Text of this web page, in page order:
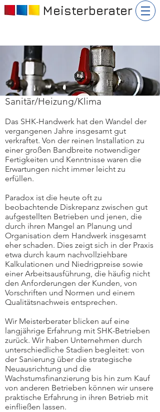
Meisterberater
Sanitär/Heizung/Klima
Das SHK-Handwerk hat den Wandel der
vergangenen Jahre insgesamt gut
verkraftet. Von der reinen Installation zu
einer großen Bandbreite notwendiger
Fertigkeiten und Kenntnisse waren die
Erwartungen nicht immer leicht zu
erfüllen.
Paradox ist die heute oft zu
beobachtende Diskrepanz zwischen gut
aufgestellten Betrieben und jenen, die
durch ihren Mangel an Planung und
Organisation dem Handwerk insgesamt
eher schaden. Dies zeigt sich in der Praxis
etwa durch kaum nachvollziehbare
Kalkulationen und Niedrigpreise sowie
einer Arbeitsausführung, die häufig nicht
den Anforderungen der Kunden, von
Vorschriften und Normen und einem
Qualitätsnachweis entsprechen.
Wir Meisterberater blicken auf eine
langjährige Erfahrung mit SHK-Betrieben
zurück. Wir haben Unternehmen durch
unterschiedliche Stadien begleitet: von
der Sanierung über die strategische
Neuausrichtung und die
Wachstumsfinanzierung bis hin zum Kauf
von anderen Betrieben können wir unsere
praktische Erfahrung in ihren Betrieb mit
einfließen lassen.